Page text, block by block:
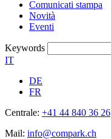
Comunicati stampa
Novità
Eventi
Keywords
IT
DE
FR
Centrale: +41 44 840 36 26
Mail: info@compark.ch